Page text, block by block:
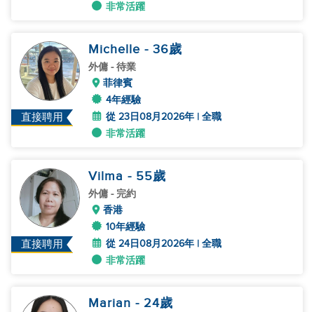
非常活躍
直接聘用
Michelle - 36歲
外傭 - 待業
菲律賓
4年經驗
從 23日08月2026年 | 全職
非常活躍
直接聘用
Vilma - 55歲
外傭 - 完約
香港
10年經驗
從 24日08月2026年 | 全職
非常活躍
Marian - 24歲